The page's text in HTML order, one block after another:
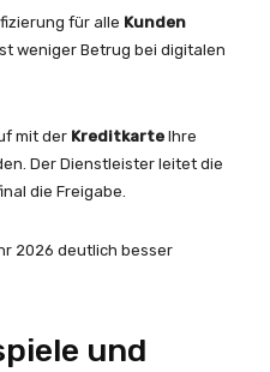
für alle Kunden
weniger Betrug bei digitalen
mit der Kreditkarte Ihre
Der Dienstleister leitet die
die Freigabe.
2026 deutlich besser
und